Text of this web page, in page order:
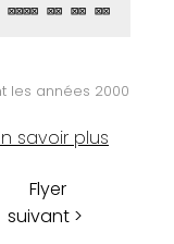
⊠⊠ ⊠⊠ ⊠⊠
les années 2000
savoir plus
Flyer
suivant >